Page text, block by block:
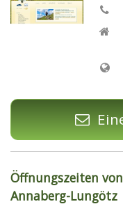
Öffnungszeiten
Annaberg-Lungötz